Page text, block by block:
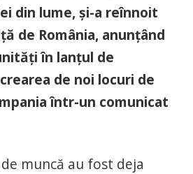
din lume, și-a reînnoit
de România, anunțând
în lanțul de
de noi locuri de
într-un comunicat
muncă au fost deja